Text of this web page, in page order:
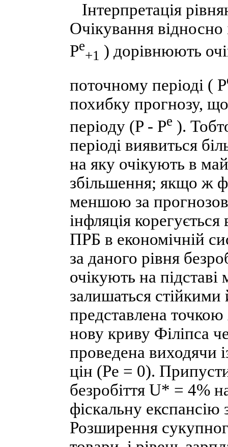
Інтерпретація
Очікування відносно
Pe
+1 ) дорівнюють
поточному періоді ( P
похибку прогнозу,
періоду (P - Pe ).
періоді виявиться
на яку очікують в
збільшення; якщо ж
меншою за
інфляція
ПРБ в економічній
за даного рівня
очікують на
залишаться
представлена
нову криву Філіпса
проведена виходячи
цін (Ре = 0).
безробіття U* = 4%
фіскальну експансію
Розширення